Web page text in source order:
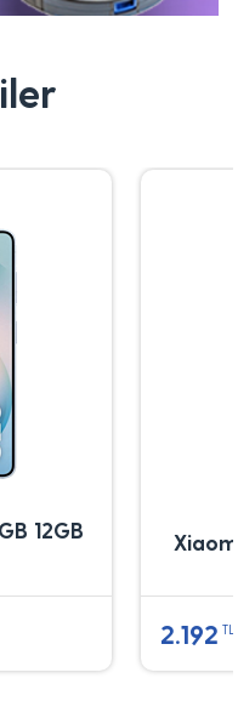
12GB
2.192